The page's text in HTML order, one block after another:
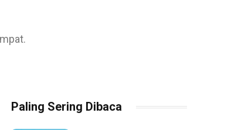
Paling Sering Dibaca